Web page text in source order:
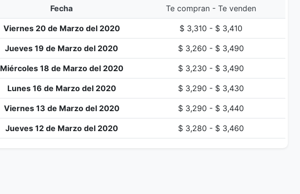
Fecha Te compran - Te venden
Viernes 20 de Marzo del 2020 $ 3,310 - $ 3,410
Jueves 19 de Marzo del 2020 $ 3,260 - $ 3,490
Miércoles 18 de Marzo del 2020 $ 3,230 - $ 3,490
Lunes 16 de Marzo del 2020 $ 3,290 - $ 3,430
Viernes 13 de Marzo del 2020 $ 3,290 - $ 3,440
Jueves 12 de Marzo del 2020 $ 3,280 - $ 3,460